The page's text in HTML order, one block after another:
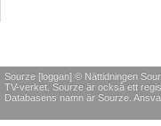
Sourze [loggan] © Nättidningen
TV-verket. Sourze är också ett
Databasens namn är Sourze.